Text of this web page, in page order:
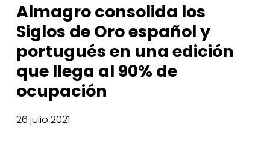
Almagro consolida los
Siglos de Oro español y
portugués en una edición
que llega al 90% de
ocupación
26 julio 2021